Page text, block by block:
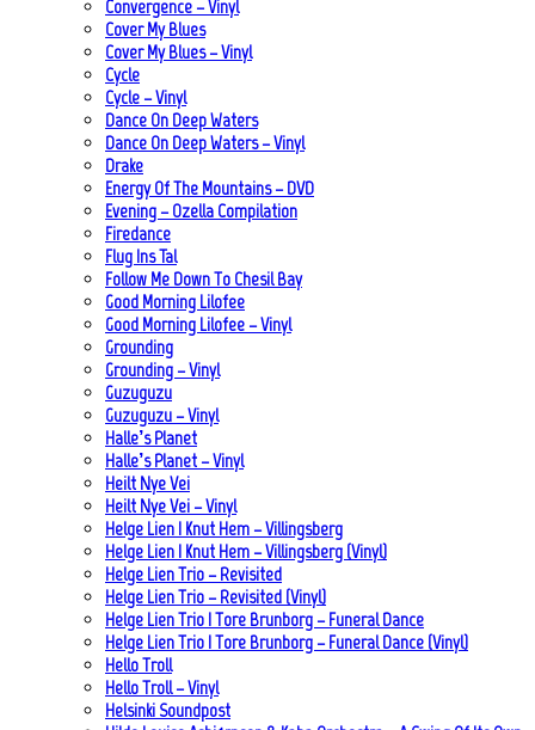
Convergence – Vinyl
Cover My Blues
Cover My Blues – Vinyl
Cycle
Cycle – Vinyl
Dance On Deep Waters
Dance On Deep Waters – Vinyl
Drake
Energy Of The Mountains – DVD
Evening – Ozella Compilation
Firedance
Flug Ins Tal
Follow Me Down To Chesil Bay
Good Morning Lilofee
Good Morning Lilofee – Vinyl
Grounding
Grounding – Vinyl
Guzuguzu
Guzuguzu – Vinyl
Halle’s Planet
Halle’s Planet – Vinyl
Heilt Nye Vei
Heilt Nye Vei – Vinyl
Helge Lien | Knut Hem – Villingsberg
Helge Lien | Knut Hem – Villingsberg (Vinyl)
Helge Lien Trio – Revisited
Helge Lien Trio – Revisited (Vinyl)
Helge Lien Trio | Tore Brunborg – Funeral Dance
Helge Lien Trio | Tore Brunborg – Funeral Dance (Vinyl)
Hello Troll
Hello Troll – Vinyl
Helsinki Soundpost